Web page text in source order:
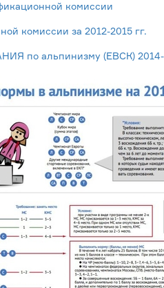
комиссии
комиссии за 2012-2015 гг.
по альпинизму (ЕВСК) 2014-